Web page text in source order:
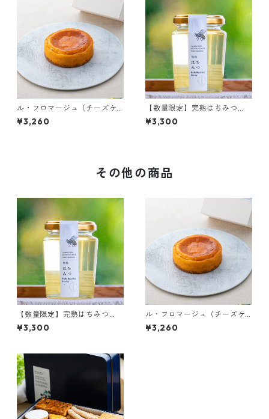
ル・フロマージュ（チーズケ
ーキ）
¥3,260
【数量限定】完熟はちみつ
（アカシア）
¥3,300
その他の商品
【数量限定】完熟はちみつ
（アカシア）
¥3,300
ル・フロマージュ（チーズケ
ーキ）
¥3,260